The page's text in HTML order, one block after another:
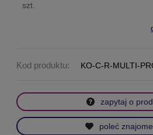
szt.
Kod produktu: KO-C-R-MULTI-
zapytaj o
poleć